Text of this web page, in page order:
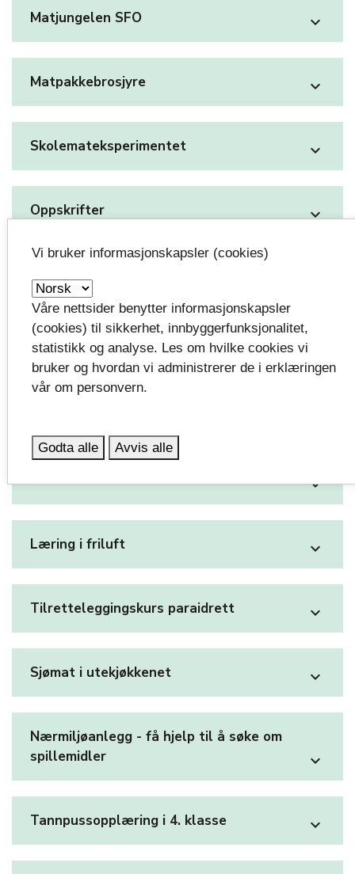
Matjungelen SFO expand_more
Matpakkebrosjyre expand_more
Skolemateksperimentet expand_more
Oppskrifter expand_more
Kurs og arrangement skole
Fysisk aktivitet i fag og holdningsarbeid - et
heldagskurs
expand_more
Aktiv365 expand_more
Læring i friluft expand_more
Tilretteleggingskurs paraidrett expand_more
Sjømat i utekjøkkenet expand_more
Nærmiljøanlegg - få hjelp til å søke om
spillemidler
expand_more
Tannpussopplæring i 4. klasse expand_more
Vi bruker informasjonskapsler (cookies)
Våre nettsider benytter informasjonskapsler
(cookies) til sikkerhet, innbyggerfunksjonalitet,
statistikk og analyse. Les om hvilke cookies vi
bruker og hvordan vi administrerer de i erklæringen
vår om personvern.
Godta alle Avvis alle